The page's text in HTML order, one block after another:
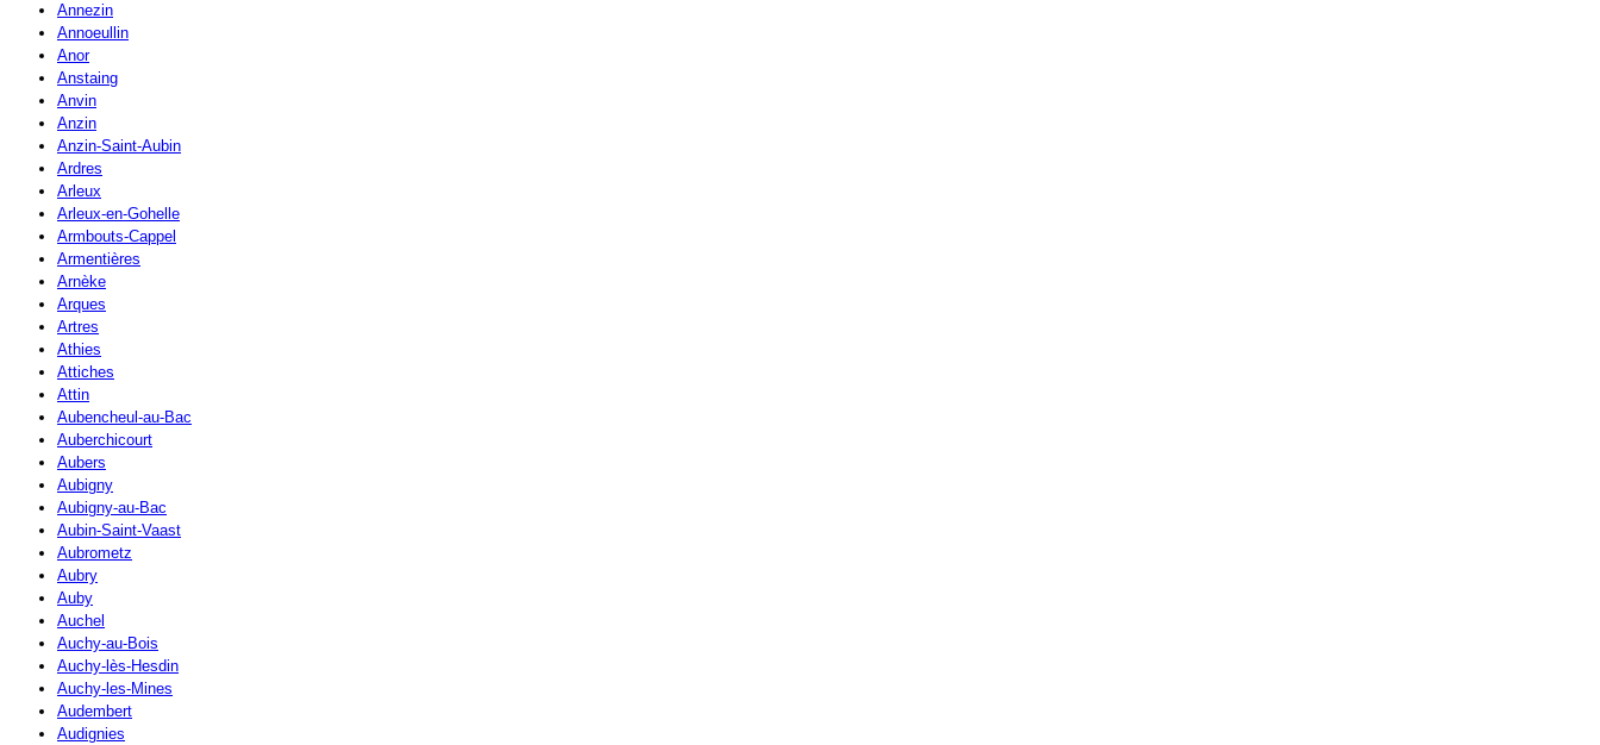
Annezin
Annoeullin
Anor
Anstaing
Anvin
Anzin
Anzin-Saint-Aubin
Ardres
Arleux
Arleux-en-Gohelle
Armbouts-Cappel
Armentières
Arnèke
Arques
Artres
Athies
Attiches
Attin
Aubencheul-au-Bac
Auberchicourt
Aubers
Aubigny
Aubigny-au-Bac
Aubin-Saint-Vaast
Aubrometz
Aubry
Auby
Auchel
Auchy-au-Bois
Auchy-lès-Hesdin
Auchy-les-Mines
Audembert
Audignies